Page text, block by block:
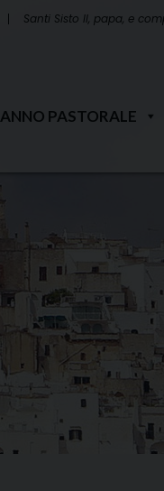
Santi Sisto II, papa, e
ANNO PASTORALE